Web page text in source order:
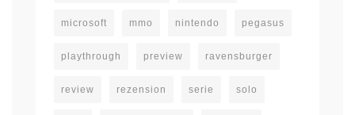
microsoft mmo nintendo pegasus
playthrough preview ravensburger
review rezension serie solo